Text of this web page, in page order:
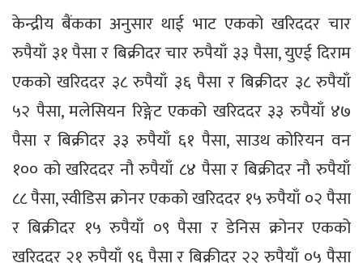
केन्द्रीय बैंकका अनुसार थाई भाट एकको खरिददर चार
रुपैयाँ ३१ पैसा र बिक्रीदर चार रुपैयाँ ३३ पैसा, युएई दिराम
एकको खरिददर ३८ रुपैयाँ ३६ पैसा र बिक्रीदर ३८ रुपैयाँ
५२ पैसा, मलेसियन रिङ्गेट एकको खरिददर ३३ रुपैयाँ ४७
पैसा र बिक्रीदर ३३ रुपैयाँ ६१ पैसा, साउथ कोरियन वन
१०० को खरिददर नौ रुपैयाँ ८४ पैसा र बिक्रीदर नौ रुपैयाँ
८८ पैसा, स्वीडिस क्रोनर एकको खरिददर १५ रुपैयाँ ०२ पैसा
र बिक्रीदर १५ रुपैयाँ ०९ पैसा र डेनिस क्रोनर एकको
खरिददर २१ रुपैयाँ ९६ पैसा र बिक्रीदर २२ रुपैयाँ ०५ पैसा